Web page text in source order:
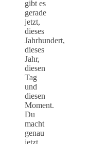
gibt es
gerade
jetzt,
dieses
Jahrhundert,
dieses
Jahr,
diesen
Tag
und
diesen
Moment.
Du
macht
genau
jetzt